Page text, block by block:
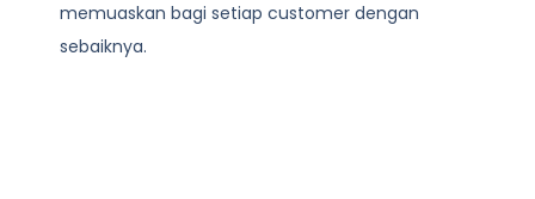
memuaskan bagi setiap customer dengan
sebaiknya.